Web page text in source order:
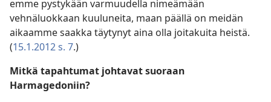
emme pystykään varmuudella nimeämään
vehnäluokkaan kuuluneita, maan päällä on meidän
aikaamme saakka täytynyt aina olla joitakuita heistä.
(15.1.2012 s. 7.)
Mitkä tapahtumat johtavat suoraan
Harmagedoniin?